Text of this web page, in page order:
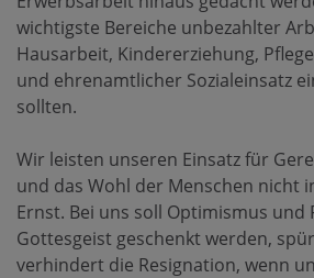
wichtigste Bereiche unbezahlter
Hausarbeit, Kindererziehung,
und ehrenamtlicher Sozialeinsatz
sollten.
Wir leisten unseren Einsatz für
und das Wohl der Menschen nicht
Ernst. Bei uns soll Optimismus und
Gottesgeist geschenkt werden,
verhindert die Resignation, wenn